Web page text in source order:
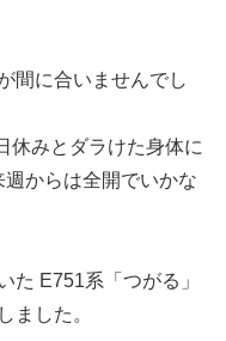
間に合いませんでし
休みとダラけた身体に
からは全開でいかな
た E751系「つがる」
ました。